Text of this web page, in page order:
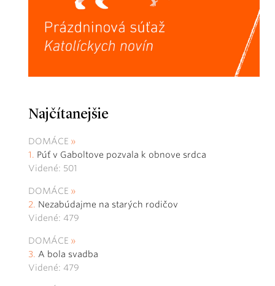
Najčítanejšie
DOMÁCE
Púť v Gaboltove pozvala k obnove srdca
Videné: 501
DOMÁCE
Nezabúdajme na starých rodičov
Videné: 479
DOMÁCE
A bola svadba
Videné: 479